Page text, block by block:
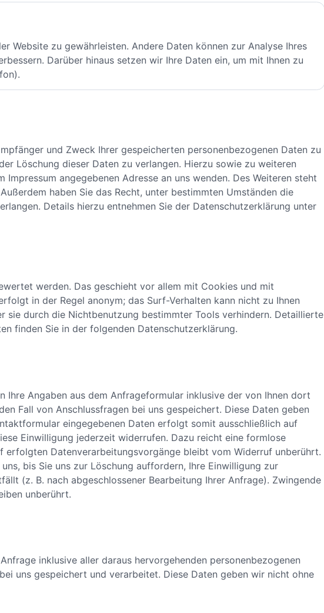
Website zu gewährleisten. Andere Daten können zur Analyse Ihres
Darüber hinaus setzen wir Ihre Daten ein, um mit Ihnen zu
und Zweck Ihrer gespeicherten personenbezogenen Daten zu
Löschung dieser Daten zu verlangen. Hierzu sowie zu weiteren
angegebenen Adresse an uns wenden. Des Weiteren steht
haben Sie das Recht, unter bestimmten Umständen die
Details hierzu entnehmen Sie der Datenschutzerklärung unter
werden. Das geschieht vor allem mit Cookies und mit
in der Regel anonym; das Surf-Verhalten kann nicht zu Ihnen
durch die Nichtbenutzung bestimmter Tools verhindern. Detaillierte
finden Sie in der folgenden Datenschutzerklärung.
Ihre Angaben aus dem Anfrageformular inklusive der von Ihnen dort
Fall von Anschlussfragen bei uns gespeichert. Diese Daten geben
eingegebenen Daten erfolgt somit ausschließlich auf
Einwilligung jederzeit widerrufen. Dazu reicht eine formlose
Datenverarbeitungsvorgänge bleibt vom Widerruf unberührt.
bis Sie uns zur Löschung auffordern, Ihre Einwilligung zur
(z. B. nach abgeschlossener Bearbeitung Ihrer Anfrage). Zwingende
unberührt.
inklusive aller daraus hervorgehenden personenbezogenen
uns gespeichert und verarbeitet. Diese Daten geben wir nicht ohne